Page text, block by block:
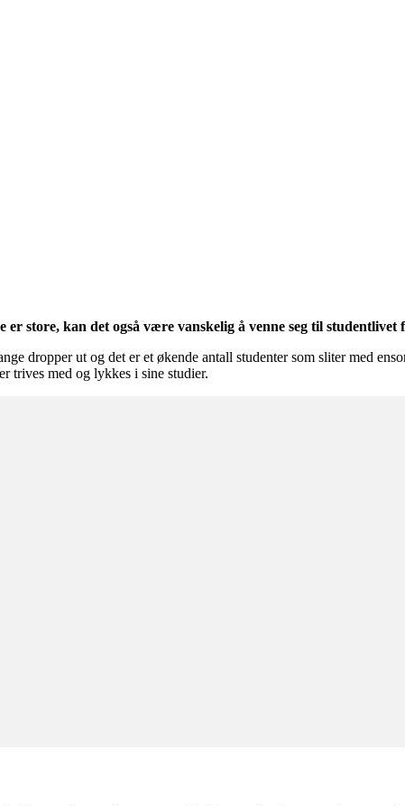
store, kan det også være vanskelig å venne seg til studentlivet
dropper ut og det er et økende antall studenter som sliter med
trives med og lykkes i sine studier.